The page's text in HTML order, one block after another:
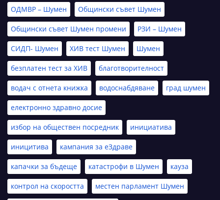
ОДМВР – Шумен Общински съвет Шумен
Общински съвет Шумен промени РЗИ – Шумен
СИДП- Шумен ХИВ тест Шумен Шумен
безплатен тест за ХИВ благотворителност
водач с отнета книжка водоснабдяване град шумен
електронно здравно досие
избор на обществен посредник инициатива
иницитива кампания за еЗдраве
капачки за бъдеще катастрофи в Шумен кауза
контрол на скоростта местен парламент Шумен